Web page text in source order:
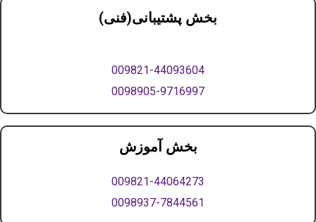
بخش پشتیبانی(فنی)
009821-44093604
0098905-9716997
بخش آموزش
009821-44064273
0098937-7844561